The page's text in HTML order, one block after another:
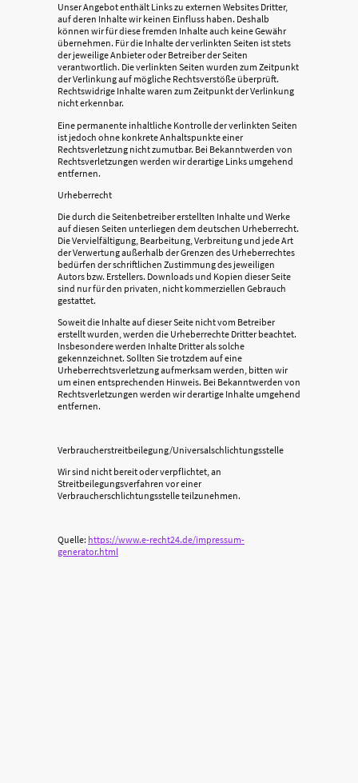
Unser Angebot enthält Links zu externen Websites Dritter,
auf deren Inhalte wir keinen Einfluss haben. Deshalb
können wir für diese fremden Inhalte auch keine Gewähr
übernehmen. Für die Inhalte der verlinkten Seiten ist stets
der jeweilige Anbieter oder Betreiber der Seiten
verantwortlich. Die verlinkten Seiten wurden zum Zeitpunkt
der Verlinkung auf mögliche Rechtsverstöße überprüft.
Rechtswidrige Inhalte waren zum Zeitpunkt der Verlinkung
nicht erkennbar.
Eine permanente inhaltliche Kontrolle der verlinkten Seiten
ist jedoch ohne konkrete Anhaltspunkte einer
Rechtsverletzung nicht zumutbar. Bei Bekanntwerden von
Rechtsverletzungen werden wir derartige Links umgehend
entfernen.
Urheberrecht
Die durch die Seitenbetreiber erstellten Inhalte und Werke
auf diesen Seiten unterliegen dem deutschen Urheberrecht.
Die Vervielfältigung, Bearbeitung, Verbreitung und jede Art
der Verwertung außerhalb der Grenzen des Urheberrechtes
bedürfen der schriftlichen Zustimmung des jeweiligen
Autors bzw. Erstellers. Downloads und Kopien dieser Seite
sind nur für den privaten, nicht kommerziellen Gebrauch
gestattet.
Soweit die Inhalte auf dieser Seite nicht vom Betreiber
erstellt wurden, werden die Urheberrechte Dritter beachtet.
Insbesondere werden Inhalte Dritter als solche
gekennzeichnet. Sollten Sie trotzdem auf eine
Urheberrechtsverletzung aufmerksam werden, bitten wir
um einen entsprechenden Hinweis. Bei Bekanntwerden von
Rechtsverletzungen werden wir derartige Inhalte umgehend
entfernen.
Verbraucherstreitbeilegung/Universalschlichtungsstelle
Wir sind nicht bereit oder verpflichtet, an
Streitbeilegungsverfahren vor einer
Verbraucherschlichtungsstelle teilzunehmen.
Quelle: https://www.e-recht24.de/impressum-
generator.html